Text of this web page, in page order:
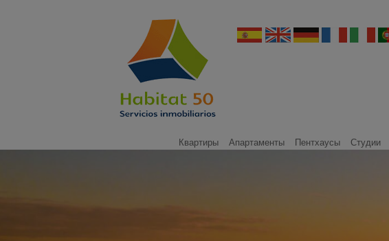
Квартиры Апартаменты Пентхаусы Студии